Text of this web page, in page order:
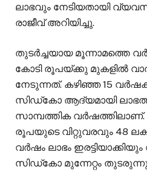
ലാഭവും നേടിയതായി
രാജീവ് അറിയിച്ചു.
തുടർച്ചയായ മൂന്നാമത്തെ
കോടി രൂപയ്ക്കു മുകളിൽ
നേടുന്നത്. കഴിഞ്ഞ 15
സിഡ്‌കോ ആദ്യമായി
സാമ്പത്തിക
രൂപയുടെ വിറ്റുവരവും 48
വർഷം ലാഭം ഇരട്ടിയാക്കിയും
സിഡ്കോ മുന്നേറ്റം